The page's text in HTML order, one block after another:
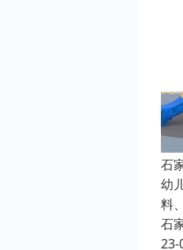
石
幼
料
石
23-